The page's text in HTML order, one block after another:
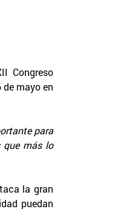
Congreso
mayo en
para
que más lo
la gran
puedan